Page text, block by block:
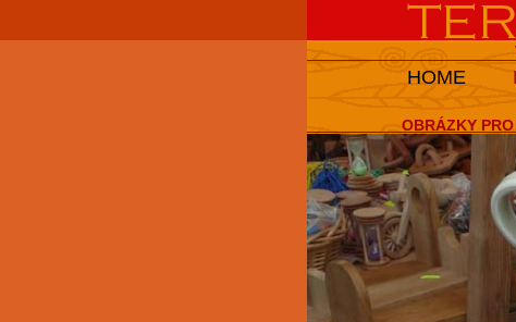
HOME
OBRÁZKY